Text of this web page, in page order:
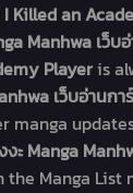
I Killed an
Manhwa เว็
Playeris
เว็บอ่านก
manga
งะ Manga
the Manga List